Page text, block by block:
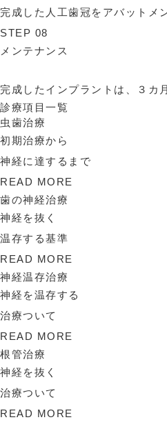
完成した人工歯冠をアバットメ
STEP 08
メンテナンス
完成したインプラントは、３カ
診療項目一覧
虫歯治療
初期治療から
神経に達するまで
READ MORE
歯の神経治療
神経を抜く
温存する基準
READ MORE
神経温存治療
神経を温存する
治療ついて
READ MORE
根管治療
神経を抜く
治療ついて
READ MORE